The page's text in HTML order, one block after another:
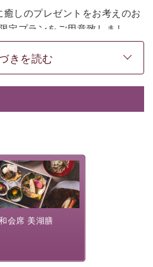
しのプレゼントをお考えのお
定プランをご用意致しまし
の気持ちを
お伝えし
。
み】----------
利用が可能な上、 安心安全にご
衛生・消毒プログラムの基、
フォトフレームカード】プレ
ト付き
参拝バス（事前予約制）
きを読む
会席 美湖膳
諏訪の地で特別を
に料理長・神原 裕
した創作和会席で
諏訪湖の幸...